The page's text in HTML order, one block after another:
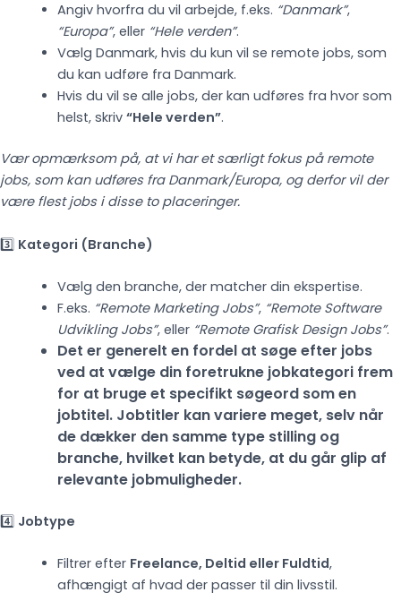
Angiv hvorfra du vil arbejde, f.eks. “Danmark”,
“Europa”, eller “Hele verden”.
Vælg Danmark, hvis du kun vil se remote jobs, som
du kan udføre fra Danmark.
Hvis du vil se alle jobs, der kan udføres fra hvor som
helst, skriv “Hele verden”.
Vær opmærksom på, at vi har et særligt fokus på remote
jobs, som kan udføres fra Danmark/Europa, og derfor vil der
være flest jobs i disse to placeringer.
3️⃣ Kategori (Branche)
Vælg den branche, der matcher din ekspertise.
F.eks. “Remote Marketing Jobs”, “Remote Software
Udvikling Jobs”, eller “Remote Grafisk Design Jobs”.
Det er generelt en fordel at søge efter jobs
ved at vælge din foretrukne jobkategori frem
for at bruge et specifikt søgeord som en
jobtitel. Jobtitler kan variere meget, selv når
de dækker den samme type stilling og
branche, hvilket kan betyde, at du går glip af
relevante jobmuligheder.
4️⃣ Jobtype
Filtrer efter Freelance, Deltid eller Fuldtid,
afhængigt af hvad der passer til din livsstil.